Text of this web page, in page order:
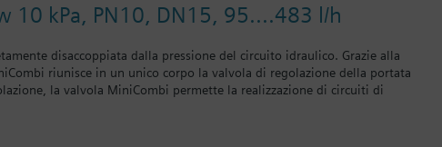
10 kPa, PN10, DN15, 95....483 l/h
disaccoppiata dalla pressione del circuito idraulico. Grazie alla
riunisce in un unico corpo la valvola di regolazione della portata
la valvola MiniCombi permette la realizzazione di circuiti di
è eliminato definitivamente. L’intera installazione e taratura delle
circuito viene eliminato. La valvola MiniCombi regola